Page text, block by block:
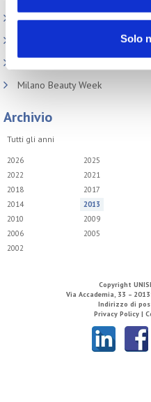
Solo
Incontri tematici
Milano Beauty Week
Archivio
Tutti gli anni
2026 2025
2022
2021
2018
2017
2014
2013
2010
2009
2006
2005
2002
Copyright
Via Accademia, 33 –
Indirizzo di
Privacy Policy |